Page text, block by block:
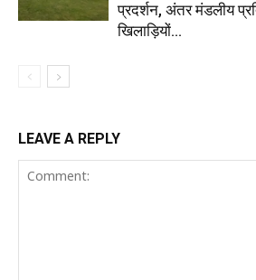
प्रदर्शन, अंतर मंडलीय
खिलाड़ियों...
LEAVE A REPLY